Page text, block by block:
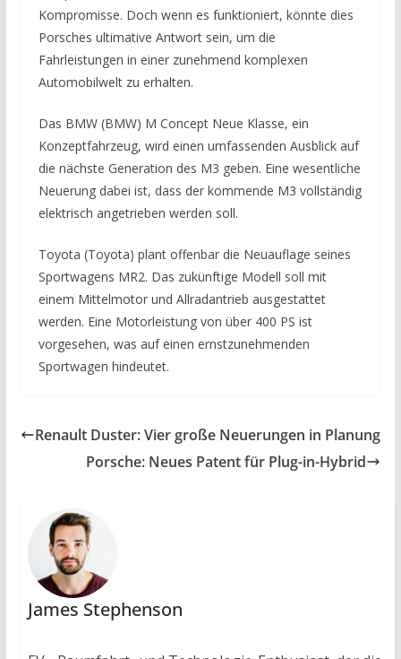
Kompromisse. Doch wenn es funktioniert, könnte dies
Porsches ultimative Antwort sein, um die
Fahrleistungen in einer zunehmend komplexen
Automobilwelt zu erhalten.
Das BMW (BMW) M Concept Neue Klasse, ein
Konzeptfahrzeug, wird einen umfassenden Ausblick auf
die nächste Generation des M3 geben. Eine wesentliche
Neuerung dabei ist, dass der kommende M3 vollständig
elektrisch angetrieben werden soll.
Toyota (Toyota) plant offenbar die Neuauflage seines
Sportwagens MR2. Das zukünftige Modell soll mit
einem Mittelmotor und Allradantrieb ausgestattet
werden. Eine Motorleistung von über 400 PS ist
vorgesehen, was auf einen ernstzunehmenden
Sportwagen hindeutet.
Renault Duster: Vier große Neuerungen in Planung
Porsche: Neues Patent für Plug-in-Hybrid
James Stephenson